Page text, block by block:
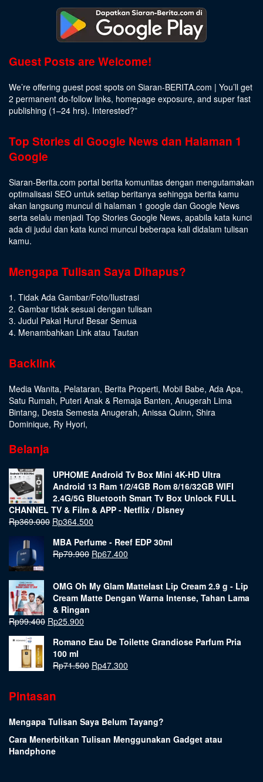
Guest Posts are Welcome!
We’re offering guest post spots on Siaran-BERITA.com | You’ll get
2 permanent do-follow links, homepage exposure, and super fast
publishing (1–24 hrs). Interested?”
Top Stories di Google News dan Halaman 1
Google
Siaran-Berita.com portal berita komunitas dengan mengutamakan
optimalisasi SEO untuk setiap beritanya sehingga berita kamu
akan langsung muncul di halaman 1 google dan Google News
serta selalu menjadi Top Stories Google News, apabila kata kunci
ada di judul dan kata kunci muncul beberapa kali didalam tulisan
kamu.
Mengapa Tulisan Saya Dihapus?
1. Tidak Ada Gambar/Foto/Ilustrasi
2. Gambar tidak sesuai dengan tulisan
3. Judul Pakai Huruf Besar Semua
4. Menambahkan Link atau Tautan
Backlink
Media Wanita, Pelataran, Berita Properti, Mobil Babe, Ada Apa,
Satu Rumah, Puteri Anak & Remaja Banten, Anugerah Lima
Bintang, Desta Semesta Anugerah, Anissa Quinn, Shira
Dominique, Ry Hyori,
Belanja
UPHOME Android Tv Box Mini 4K-HD Ultra
Android 13 Ram 1/2/4GB Rom 8/16/32GB WIFI
2.4G/5G Bluetooth Smart Tv Box Unlock FULL
CHANNEL TV & Film & APP - Netflix / Disney
Rp369.000 Rp364.500
MBA Perfume - Reef EDP 30ml
Rp79.900 Rp67.400
OMG Oh My Glam Mattelast Lip Cream 2.9 g - Lip
Cream Matte Dengan Warna Intense, Tahan Lama
& Ringan
Rp99.400 Rp25.900
Romano Eau De Toilette Grandiose Parfum Pria
100 ml
Rp71.500 Rp47.300
Pintasan
Mengapa Tulisan Saya Belum Tayang?
Cara Menerbitkan Tulisan Menggunakan Gadget atau
Handphone